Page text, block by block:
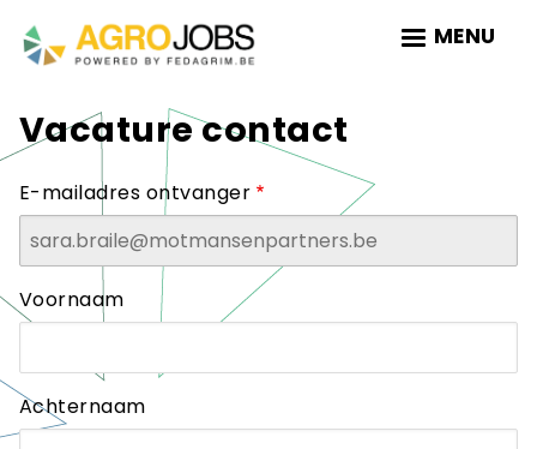
to
main
MENU
Vacature contact
E-mailadres ontvanger
Naam
Voornaam
Achternaam